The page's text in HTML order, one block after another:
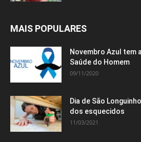
MAIS POPULARES
Novembro Azul tem
Saúde do Homem
09/11/2020
Dia de São
dos esquecidos
11/03/2021